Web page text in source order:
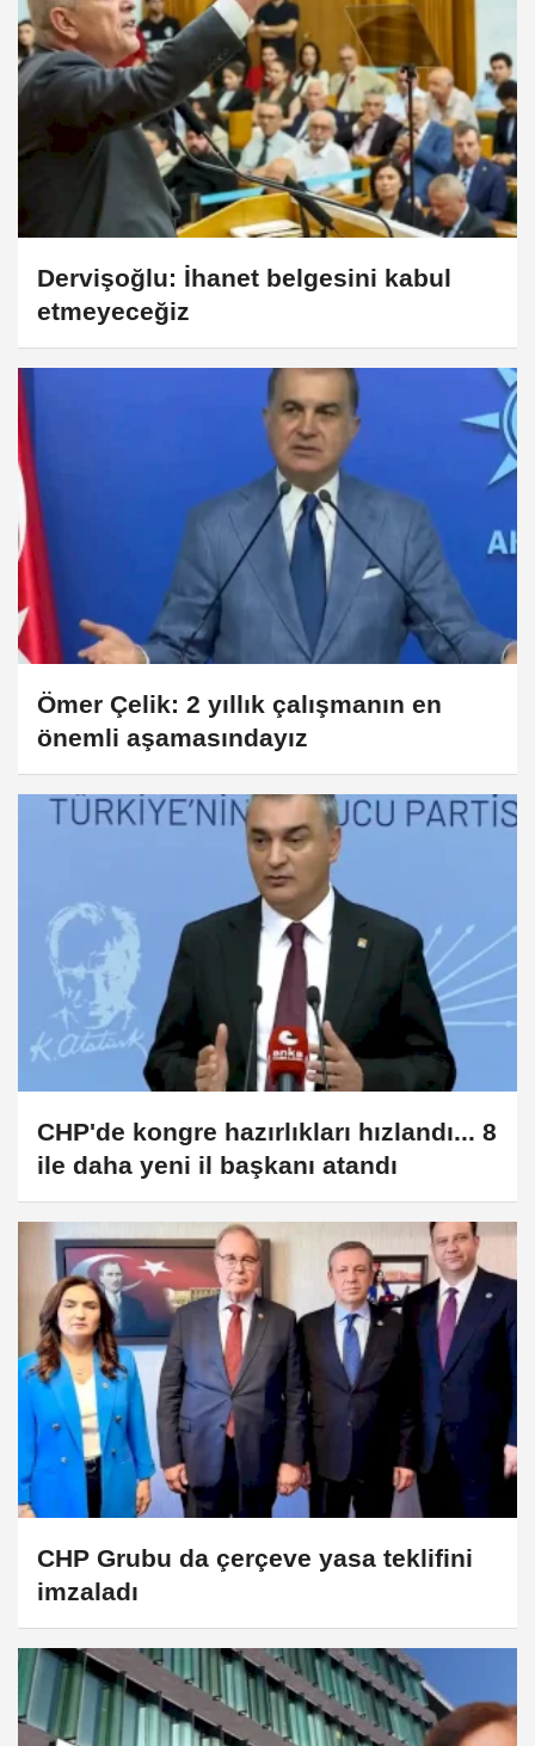
Dervişoğlu: İhanet belgesini kabul
etmeyeceğiz
Ömer Çelik: 2 yıllık çalışmanın en
önemli aşamasındayız
CHP'de kongre hazırlıkları hızlandı... 8
ile daha yeni il başkanı atandı
CHP Grubu da çerçeve yasa teklifini
imzaladı